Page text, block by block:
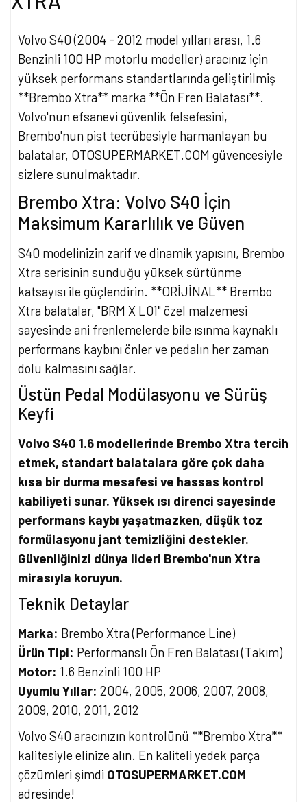
Volvo S40 (2004 - 2012 model yılları arası, 1.6
Benzinli 100 HP motorlu modeller) aracınız için
yüksek performans standartlarında geliştirilmiş
**Brembo Xtra** marka **Ön Fren Balatası**.
Volvo'nun efsanevi güvenlik felsefesini,
Brembo'nun pist tecrübesiyle harmanlayan bu
balatalar, OTOSUPERMARKET.COM güvencesiyle
sizlere sunulmaktadır.
Brembo Xtra: Volvo S40 İçin
Maksimum Kararlılık ve Güven
S40 modelinizin zarif ve dinamik yapısını, Brembo
Xtra serisinin sunduğu yüksek sürtünme
katsayısı ile güçlendirin. **ORİJİNAL** Brembo
Xtra balatalar, "BRM X L01" özel malzemesi
sayesinde ani frenlemelerde bile ısınma kaynaklı
performans kaybını önler ve pedalın her zaman
dolu kalmasını sağlar.
Üstün Pedal Modülasyonu ve Sürüş
Keyfi
Volvo S40 1.6 modellerinde Brembo Xtra tercih
etmek, standart balatalara göre çok daha
kısa bir durma mesafesi ve hassas kontrol
kabiliyeti sunar. Yüksek ısı direnci sayesinde
performans kaybı yaşatmazken, düşük toz
formülasyonu jant temizliğini destekler.
Güvenliğinizi dünya lideri Brembo'nun Xtra
mirasıyla koruyun.
Teknik Detaylar
Marka: Brembo Xtra (Performance Line)
Ürün Tipi: Performanslı Ön Fren Balatası (Takım)
Motor: 1.6 Benzinli 100 HP
Uyumlu Yıllar: 2004, 2005, 2006, 2007, 2008,
2009, 2010, 2011, 2012
Volvo S40 aracınızın kontrolünü **Brembo Xtra**
kalitesiyle elinize alın. En kaliteli yedek parça
çözümleri şimdi OTOSUPERMARKET.COM
adresinde!